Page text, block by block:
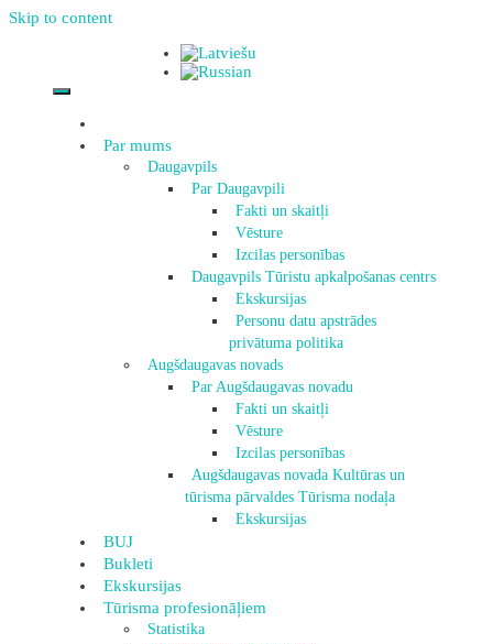
Skip to content
Par mums
Daugavpils
Par Daugavpili
Fakti un skaitļi
Vēsture
Izcilas personības
Daugavpils Tūristu apkalpošanas centrs
Ekskursijas
Personu datu apstrādes
privātuma politika
Augšdaugavas novads
Par Augšdaugavas novadu
Fakti un skaitļi
Vēsture
Izcilas personības
Augšdaugavas novada Kultūras un
tūrisma pārvaldes Tūrisma nodaļa
Ekskursijas
BUJ
Bukleti
Ekskursijas
Tūrisma profesionāļiem
Statistika